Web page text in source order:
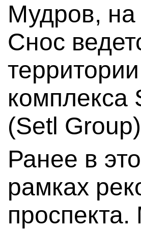
Мудров, на
Снос
комплекса
(Setl
Ранее в
рамках